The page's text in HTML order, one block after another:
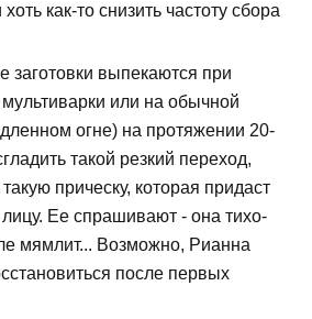
как-то снизить частоту сбора
выпекаются при
или на обычной
огне) на протяжении 20-
такой резкий переход,
прическу, которая придаст
Ее спрашивают - она тихо-
мямлит... Возможно, Рианна
после первых